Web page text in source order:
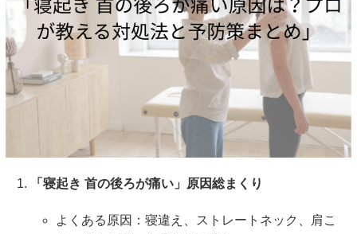
「寝起き 首の後ろが痛い」原因総まくり
よくある原因：寝違え、ストレートネック、肩こ